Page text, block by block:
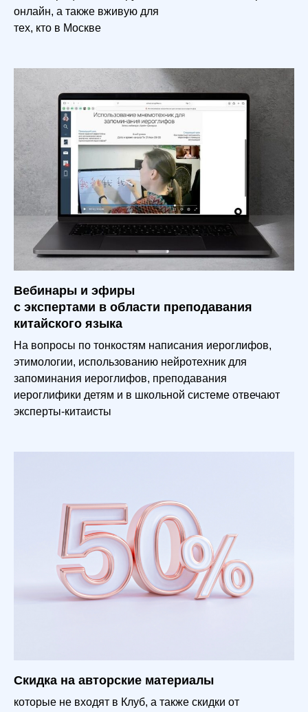
онлайн, а также вживую для
тех, кто в Москве
Вебинары и эфиры
с экспертами в области преподавания
китайского языка
На вопросы по тонкостям написания иероглифов,
этимологии, использованию нейротехник для
запоминания иероглифов, преподавания
иероглифики детям и в школьной системе отвечают
эксперты-китаисты
Скидка на авторские материалы
которые не входят в Клуб, а также скидки от